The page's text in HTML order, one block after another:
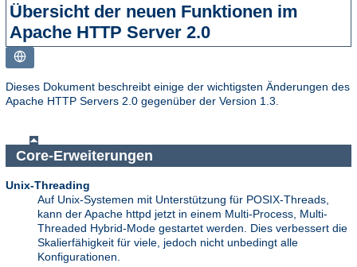
Übersicht der neuen Funktionen im
Apache HTTP Server 2.0
Dieses Dokument beschreibt einige der wichtigsten Änderungen des
Apache HTTP Servers 2.0 gegenüber der Version 1.3.
Core-Erweiterungen
Unix-Threading
Auf Unix-Systemen mit Unterstützung für POSIX-Threads,
kann der Apache httpd jetzt in einem Multi-Process, Multi-
Threaded Hybrid-Mode gestartet werden. Dies verbessert die
Skalierfähigkeit für viele, jedoch nicht unbedingt alle
Konfigurationen.